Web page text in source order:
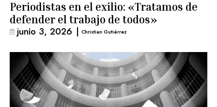
Periodistas en el exilio: «Tratamos de
defender el trabajo de todos»
junio 3, 2026 | Christian Gutiérrez